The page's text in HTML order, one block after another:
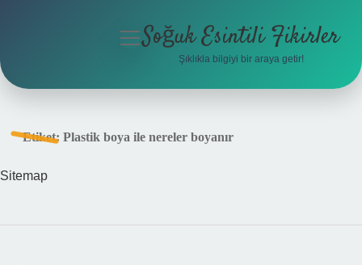
menüyü
Soğuk Esintili Fikirler
Şıklıkla bilgiyi bir araya getir!
Etiket: Plastik boya ile nereler boyanır
Sitemap